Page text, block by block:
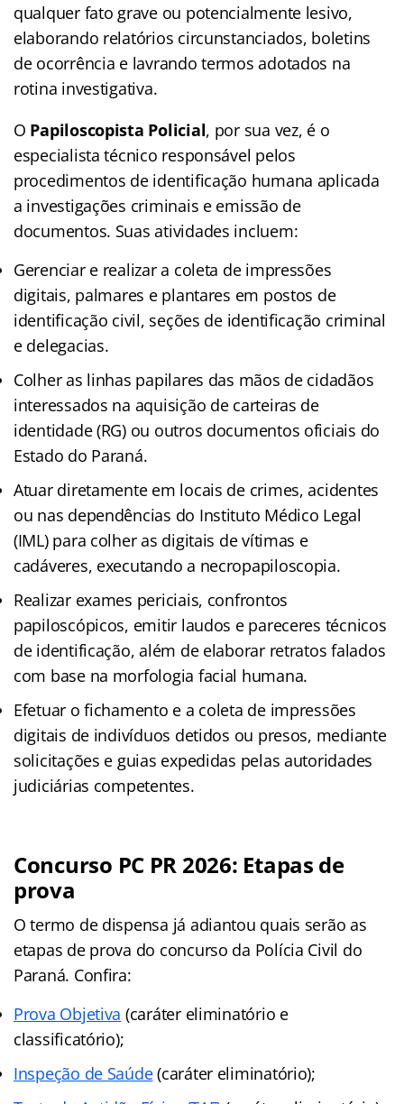
qualquer fato grave ou potencialmente lesivo,
elaborando relatórios circunstanciados, boletins
de ocorrência e lavrando termos adotados na
rotina investigativa.
O Papiloscopista Policial, por sua vez, é o
especialista técnico responsável pelos
procedimentos de identificação humana aplicada
a investigações criminais e emissão de
documentos. Suas atividades incluem:
Gerenciar e realizar a coleta de impressões
digitais, palmares e plantares em postos de
identificação civil, seções de identificação criminal
e delegacias.
Colher as linhas papilares das mãos de cidadãos
interessados na aquisição de carteiras de
identidade (RG) ou outros documentos oficiais do
Estado do Paraná.
Atuar diretamente em locais de crimes, acidentes
ou nas dependências do Instituto Médico Legal
(IML) para colher as digitais de vítimas e
cadáveres, executando a necropapiloscopia.
Realizar exames periciais, confrontos
papiloscópicos, emitir laudos e pareceres técnicos
de identificação, além de elaborar retratos falados
com base na morfologia facial humana.
Efetuar o fichamento e a coleta de impressões
digitais de indivíduos detidos ou presos, mediante
solicitações e guias expedidas pelas autoridades
judiciárias competentes.
Concurso PC PR 2026: Etapas de
prova
O termo de dispensa já adiantou quais serão as
etapas de prova do concurso da Polícia Civil do
Paraná. Confira:
Prova Objetiva (caráter eliminatório e
classificatório);
Inspeção de Saúde(caráter eliminatório);